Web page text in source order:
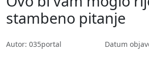
stambeno pitanje
Autor: 035portal Datum